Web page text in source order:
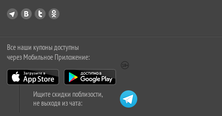
Все наши купоны доступны
через Мобильное Приложение:
Ищите скидки поблизости,
не выходя из чата: